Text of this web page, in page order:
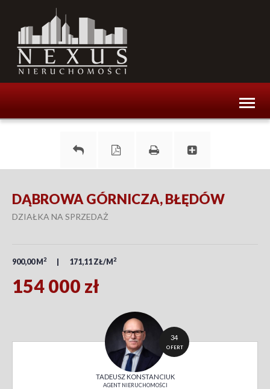
DĄBROWA GÓRNICZA, BŁĘDÓW
DZIAŁKA NA SPRZEDAŻ
900,00 M 2 171,11 ZŁ/M 2
154 000 zł
34
OFERT
TADEUSZ KONSTANCIUK
AGENT NIERUCHOMOŚCI